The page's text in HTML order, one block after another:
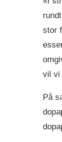
stor
vil vi
På